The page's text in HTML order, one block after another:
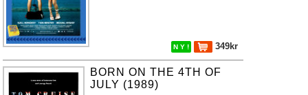
N Y ! 349kr
BORN ON THE 4TH OF
JULY (1989)